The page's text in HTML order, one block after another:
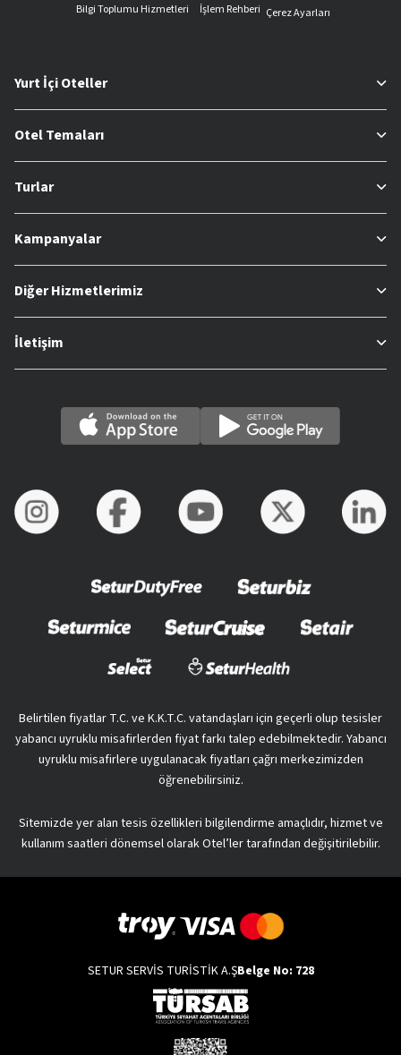
Bilgi Toplumu Hizmetleri
İşlem Rehberi Çerez Ayarları
Yurt İçi Oteller
Otel Temaları
Turlar
Kampanyalar
Diğer Hizmetlerimiz
İletişim
Belirtilen fiyatlar T.C. ve K.K.T.C. vatandaşları için geçerli olup tesisler
yabancı uyruklu misafirlerden fiyat farkı talep edebilmektedir. Yabancı
uyruklu misafirlere uygulanacak fiyatları çağrı merkezimizden
öğrenebilirsiniz.
Sitemizde yer alan tesis özellikleri bilgilendirme amaçlıdır, hizmet ve
kullanım saatleri dönemsel olarak Otel’ler tarafından değişitirilebilir.
SETUR SERVİS TURİSTİK A.ŞBelge No: 728